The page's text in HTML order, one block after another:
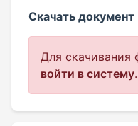
Скачать документ
Для скачивания
войти в систему.